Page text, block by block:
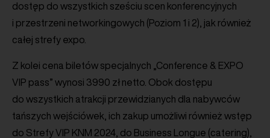
dostęp do wszystkich sześciu scen konferencyjnych
i przestrzeni networkingowych (Poziom 1 i 2), jak również
całej strefy expo.
Z kolei cena biletów specjalnych „Conference & EXPO
VIP pass” wynosi 3990 zł netto. Obok dostępu
do wszystkich atrakcji przewidzianych dla nabywców
tańszych wejściówek, ich zakup umożliwi również wstęp
do Strefy VIP KNM 2024, do Business Longue (catering),